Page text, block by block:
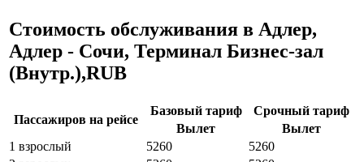
Стоимость обслуживания в Адлер,
Адлер - Сочи, Терминал Бизнес-зал
(Внутр.),RUB
Пассажиров на рейсе
Базовый тариф
Срочный тариф
Вылет
Вылет
1 взрослый
5260
5260